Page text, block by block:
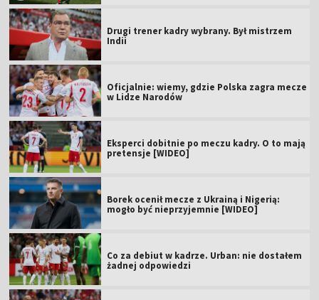
Drugi trener kadry wybrany. Był mistrzem
Indii
Oficjalnie: wiemy, gdzie Polska zagra mecze
w Lidze Narodów
Eksperci dobitnie po meczu kadry. O to mają
pretensje [WIDEO]
Borek ocenił mecze z Ukrainą i Nigerią:
mogło być nieprzyjemnie [WIDEO]
Co za debiut w kadrze. Urban: nie dostałem
żadnej odpowiedzi